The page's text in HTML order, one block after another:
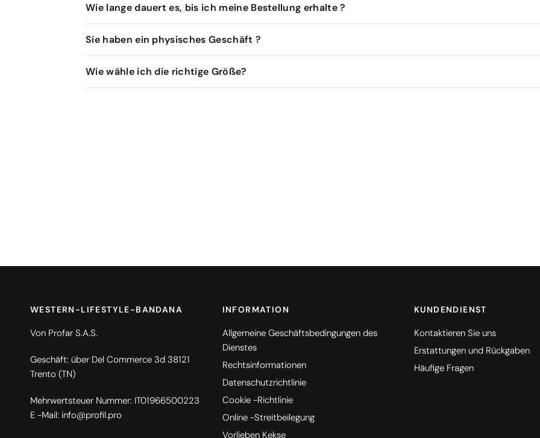
Wie lange dauert es, bis ich meine Bestellung erhalte ?
Sie haben ein physisches Geschäft ?
Wie wähle ich die richtige Größe?
WESTERN-LIFESTYLE-BANDANA
Von Profar S.A.S.
Geschäft: über Del Commerce 3d 38121
Trento (TN)
Mehrwertsteuer Nummer: IT01966500223
E -Mail: info@profil.pro
INFORMATION
Allgemeine Geschäftsbedingungen des
Dienstes
Rechtsinformationen
Datenschutzrichtlinie
Cookie -Richtlinie
Online -Streitbeilegung
Vorlieben Kekse
KUNDENDIENST
Kontaktieren Sie uns
Erstattungen und Rückgaben
Häufige Fragen